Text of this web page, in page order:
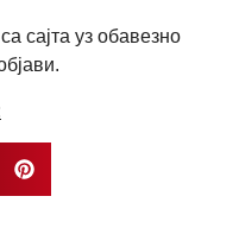
сајта уз обавезно